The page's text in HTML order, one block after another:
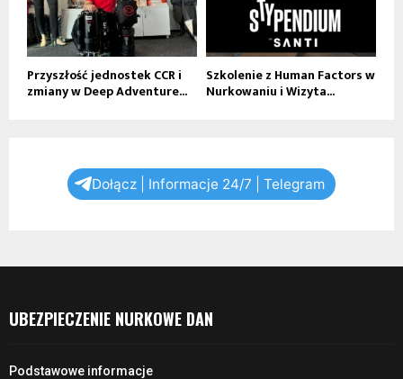
Przyszłość jednostek CCR i
zmiany w Deep Adventure...
Szkolenie z Human Factors w
Nurkowaniu i Wizyta...
Dołącz | Informacje 24/7 | Telegram
UBEZPIECZENIE NURKOWE DAN
Podstawowe informacje